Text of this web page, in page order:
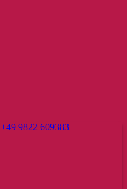
+49 9822 609383